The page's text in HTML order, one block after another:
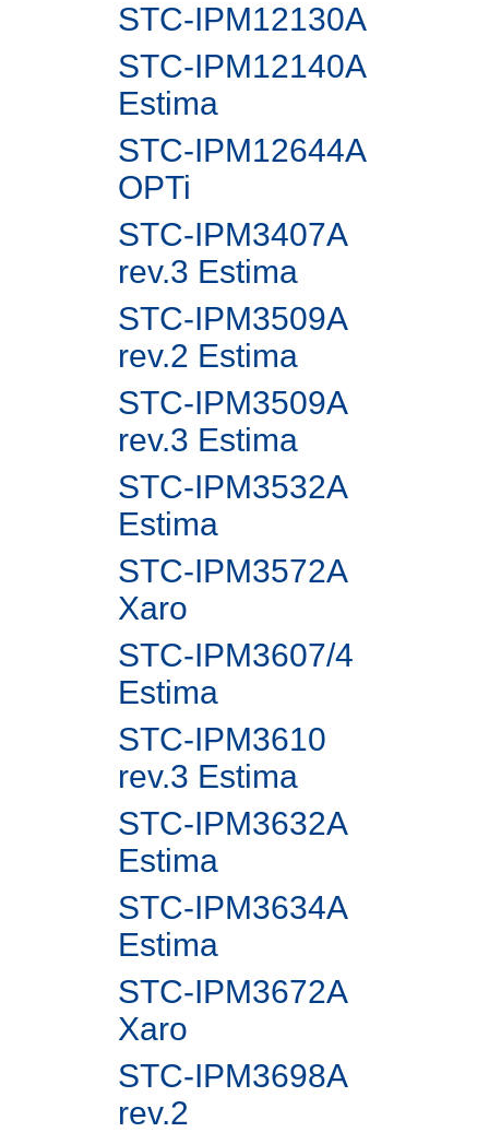
STC-IPM12130A
STC-IPM12140A
Estima
STC-IPM12644A
OPTi
STC-IPM3407A
rev.3 Estima
STC-IPM3509A
rev.2 Estima
STC-IPM3509A
rev.3 Estima
STC-IPM3532A
Estima
STC-IPM3572A
Xaro
STC-IPM3607/4
Estima
STC-IPM3610
rev.3 Estima
STC-IPM3632A
Estima
STC-IPM3634A
Estima
STC-IPM3672A
Xaro
STC-IPM3698A
rev.2